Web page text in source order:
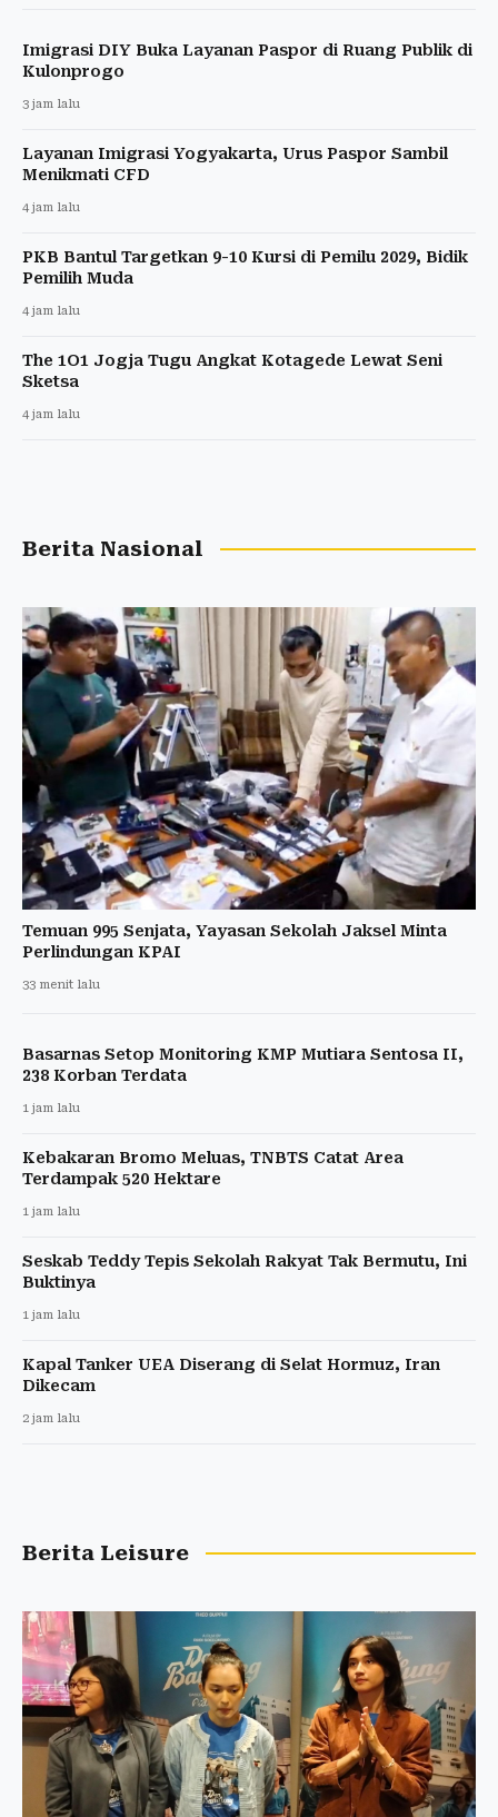
Imigrasi DIY Buka Layanan Paspor di Ruang Publik di
Kulonprogo
3 jam lalu
Layanan Imigrasi Yogyakarta, Urus Paspor Sambil
Menikmati CFD
4 jam lalu
PKB Bantul Targetkan 9-10 Kursi di Pemilu 2029, Bidik
Pemilih Muda
4 jam lalu
The 1O1 Jogja Tugu Angkat Kotagede Lewat Seni
Sketsa
4 jam lalu
Berita Nasional
Temuan 995 Senjata, Yayasan Sekolah Jaksel Minta
Perlindungan KPAI
33 menit lalu
Basarnas Setop Monitoring KMP Mutiara Sentosa II,
238 Korban Terdata
1 jam lalu
Kebakaran Bromo Meluas, TNBTS Catat Area
Terdampak 520 Hektare
1 jam lalu
Seskab Teddy Tepis Sekolah Rakyat Tak Bermutu, Ini
Buktinya
1 jam lalu
Kapal Tanker UEA Diserang di Selat Hormuz, Iran
Dikecam
2 jam lalu
Berita Leisure